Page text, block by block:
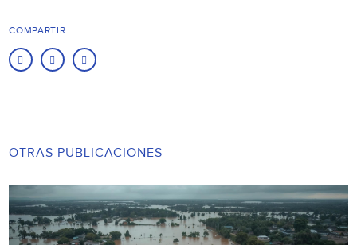
COMPARTIR
OTRAS PUBLICACIONES